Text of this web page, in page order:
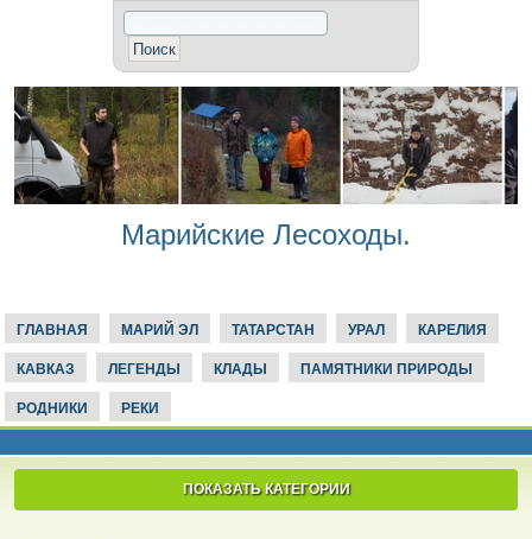
Марийские Лесоходы.
ГЛАВНАЯ МАРИЙ ЭЛ ТАТАРСТАН УРАЛ КАРЕЛИЯ
КАВКАЗ ЛЕГЕНДЫ КЛАДЫ ПАМЯТНИКИ ПРИРОДЫ
РОДНИКИ РЕКИ
ПОКАЗАТЬ КАТЕГОРИИ